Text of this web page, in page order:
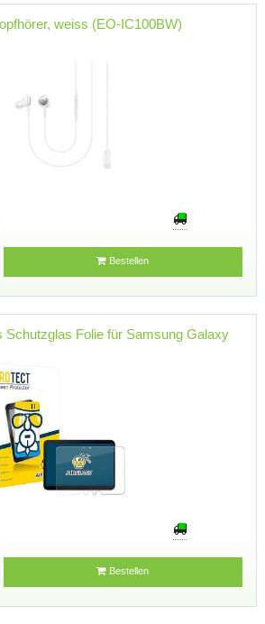
weiss (EO-IC100BW)
Bestellen
Schutzglas Folie für Samsung Galaxy
Bestellen